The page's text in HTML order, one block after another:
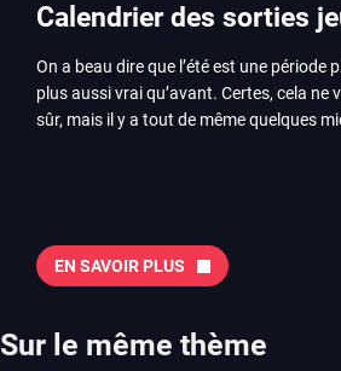
Calendrier des sorties
On a beau dire que l’été est une période
plus aussi vrai qu’avant. Certes, cela
sûr, mais il y a tout de même quelques
Tokon ou encore Beast of
chose d’ambitieux que Pokémon. On
2026 Vous trouverez ici tous les jeux
aussi les jeux de ce mois dans notre page
EN SAVOIR PLUS
Sur le même thème